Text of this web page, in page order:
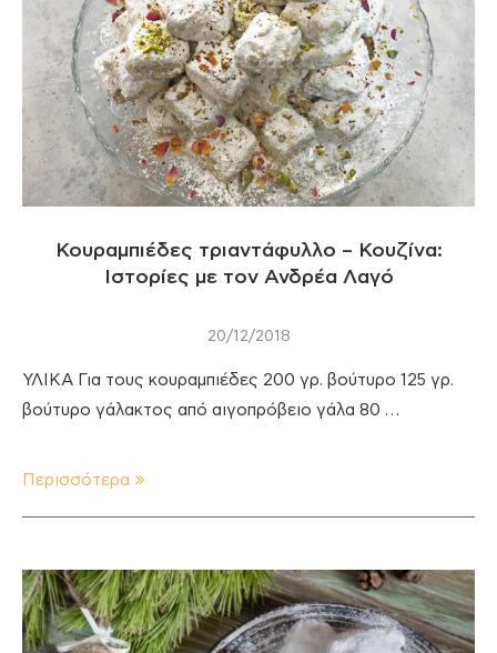
Κουραμπιέδες τριαντάφυλλο – Κουζίνα:
Ιστορίες με τον Ανδρέα Λαγό
20/12/2018
ΥΛΙΚΑ Για τους κουραμπιέδες 200 γρ. βούτυρο 125 γρ.
βούτυρο γάλακτος από αιγοπρόβειο γάλα 80 …
Περισσότερα